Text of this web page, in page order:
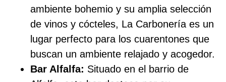
ambiente bohemio y su amplia selección
de vinos y cócteles, La Carbonería es un
lugar perfecto para los cuarentones que
buscan un ambiente relajado y acogedor.
Bar Alfalfa: Situado en el barrio de